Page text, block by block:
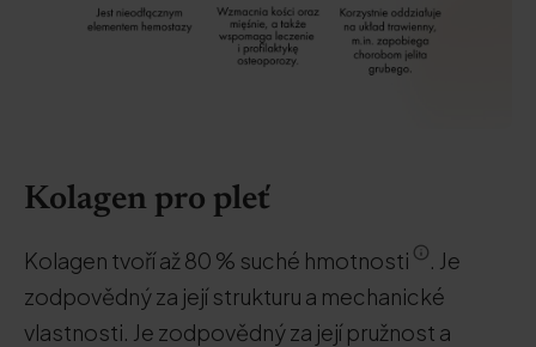
Kolagen pro pleť
Kolagen tvoří až 80 % suché hmotnosti
. Je
zodpovědný za její strukturu a mechanické
vlastnosti. Je zodpovědný za její pružnost a